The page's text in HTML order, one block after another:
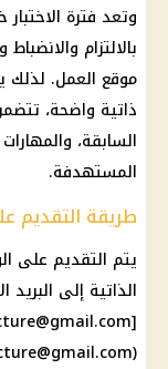
وتعد فترة
بالالتزام
موقع العمل. لذلك
ذاتية واضحة،
السابقة،
المستهدفة.
طريقة التقديم
يتم التقديم على
الذاتية إلى البريد
[
(mailto: